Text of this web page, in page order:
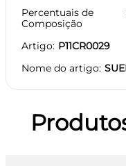
Percentuais de
Composição
Artigo P11CR0029
Nome do artigo